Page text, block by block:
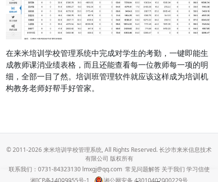
在来米培训学校管理系统中完成对学生的考勤，一键即能生
成教师课消业绩表格，而且还能查看每一位教师每一项的明
细，全部一目了然。培训班管理软件就应该这样成为培训机
构教务老师好帮手好管家。
© 2011-2026 来米培训学校管理系统, All Rights Reserved. 长沙市来米信息技术
有限公司 版权所有
联系我们：0731-84323130 lmxgj@qq.com 常见问题解答 关于我们 学习信使